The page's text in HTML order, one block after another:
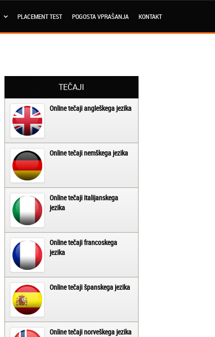
PLACEMENT TEST POGOSTA VPRAŠANJA KONTAKT
TEČAJI
Online tečaji angleškega jezika
Online tečaji nemškega jezika
Online tečaji italijanskega
jezika
Online tečaji francoskega
jezika
Online tečaji španskega jezika
Online tečaji norveškega jezika